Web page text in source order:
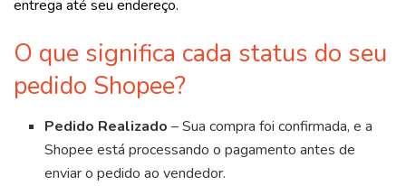
entrega até seu endereço.
O que significa cada status do seu
pedido Shopee?
Pedido Realizado – Sua compra foi confirmada, e a
Shopee está processando o pagamento antes de
enviar o pedido ao vendedor.